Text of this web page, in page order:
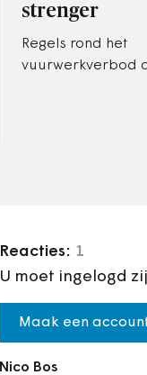
strenger
Regels rond het
vuurwerkverbod
Reacties: 1
U moet ingelogd
Maak een
Nico Bos